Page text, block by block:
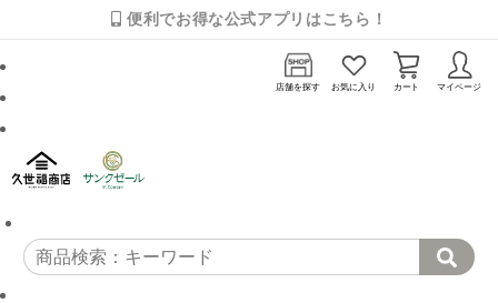
便利でお得な公式アプリはこちら！
店舗を探す お気に入り カート マイページ